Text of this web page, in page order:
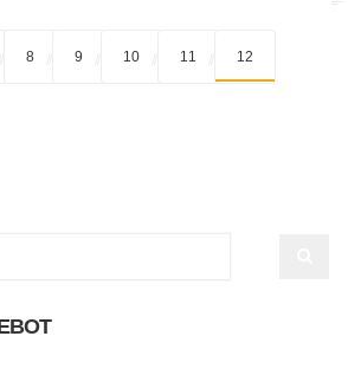
8 9 10 11 12